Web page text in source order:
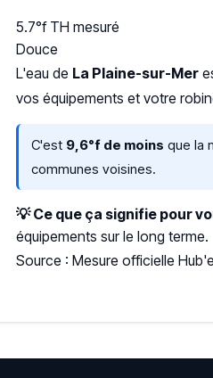
5.7°f TH mesuré
Douce
L'eau de La Plaine-sur-Mer
vos équipements et votre
C'est 9,6°f de moins que la
communes voisines.
💡 Ce que ça signifie pour
équipements sur le long terme.
Source : Mesure officielle